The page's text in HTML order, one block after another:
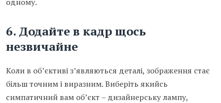
6. Додайте в кадр щось
незвичайне
Коли в об’єктиві з’являються деталі, зображення стає
більш точним і виразним. Виберіть якийсь
симпатичний вам об’єкт – дизайнерську лампу,